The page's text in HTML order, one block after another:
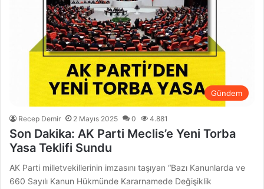
Gündem
Recep Demir 2 Mayıs 2025 0 4.881
Son Dakika: AK Parti Meclis’e Yeni Torba
Yasa Teklifi Sundu
AK Parti milletvekillerinin imzasını taşıyan “Bazı Kanunlarda ve
660 Sayılı Kanun Hükmünde Kararnamede Değişiklik